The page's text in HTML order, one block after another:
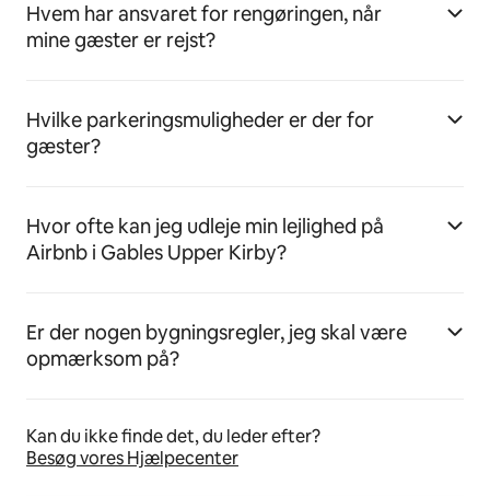
Hvem har ansvaret for rengøringen, når
mine gæster er rejst?
Hvilke parkeringsmuligheder er der for
gæster?
Hvor ofte kan jeg udleje min lejlighed på
Airbnb i Gables Upper Kirby?
Er der nogen bygningsregler, jeg skal være
opmærksom på?
Kan du ikke finde det, du leder efter?
Besøg vores Hjælpecenter